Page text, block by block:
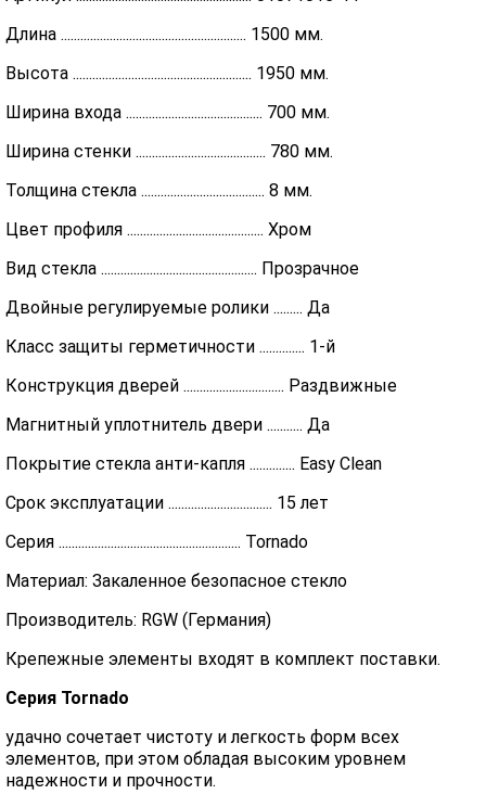
Длина ......................................................... 1500 мм.
Высота ....................................................... 1950 мм.
Ширина входа .......................................... 700 мм.
Ширина стенки ........................................ 780 мм.
Толщина стекла ...................................... 8 мм.
Цвет профиля .......................................... Хром
Вид стекла ................................................ Прозрачное
Двойные регулируемые ролики ......... Да
Класс защиты герметичности .............. 1-й
Конструкция дверей ............................... Раздвижные
Магнитный уплотнитель двери ........... Да
Покрытие стекла анти-капля .............. Easy Clean
Срок эксплуатации ................................ 15 лет
Серия ........................................................ Tornado
Материал: Закаленное безопасное стекло
Производитель: RGW (Германия)
Крепежные элементы входят в комплект поставки.
Серия Tornado
удачно сочетает чистоту и легкость форм всех
элементов, при этом обладая высоким уровнем
надежности и прочности.